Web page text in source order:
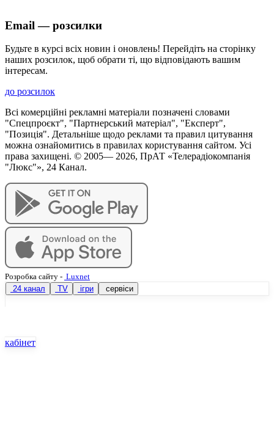
Email — розсилки
Будьте в курсі всіх новин і оновлень! Перейдіть на сторінку
наших розсилок, щоб обрати ті, що відповідають вашим
інтересам.
до розсилок
Всі комерційні рекламні матеріали позначені словами
"Спецпроєкт", "Партнерський матеріал", "Експерт",
"Позиція". Детальніше щодо реклами та правил цитування
можна ознайомитись в правилах користування сайтом. Усі
права захищені. © 2005— 2026, ПрАТ «Телерадіокомпанія
"Люкс"», 24 Канал.
Розробка сайту - Luxnet
24 канал
TV ігри сервіси
кабінет